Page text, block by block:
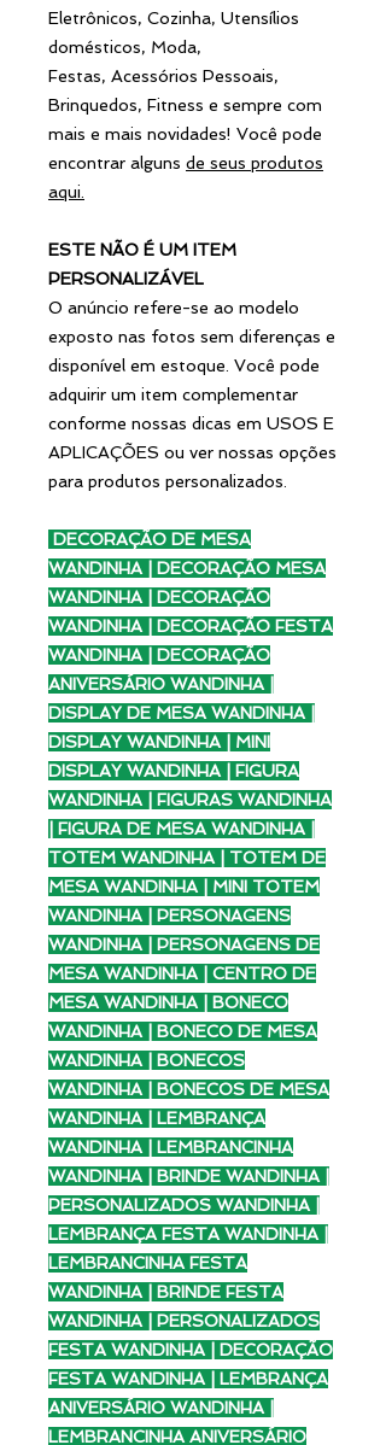
Eletrônicos, Cozinha, Utensílios
domésticos, Moda,
Festas, Acessórios Pessoais,
Brinquedos, Fitness e sempre com
mais e mais novidades! Você pode
encontrar alguns de seus produtos
aqui
ESTE NÃO É UM ITEM
PERSONALIZÁVEL
O anúncio refere-se ao modelo
exposto nas fotos sem diferenças e
disponível em estoque. Você pode
adquirir um item complementar
conforme nossas dicas em USOS E
APLICAÇÕES ou ver nossas opções
para produtos personalizados.
DECORAÇÃO DE MESA
WANDINHA | DECORAÇÃO MESA
WANDINHA | DECORAÇÃO
WANDINHA | DECORAÇÃO FESTA
WANDINHA | DECORAÇÃO
ANIVERSÁRIO WANDINHA |
DISPLAY DE MESA WANDINHA |
DISPLAY WANDINHA | MINI
DISPLAY WANDINHA | FIGURA
WANDINHA | FIGURAS WANDINHA
| FIGURA DE MESA WANDINHA |
TOTEM WANDINHA | TOTEM DE
MESA WANDINHA | MINI TOTEM
WANDINHA | PERSONAGENS
WANDINHA | PERSONAGENS DE
MESA WANDINHA | CENTRO DE
MESA WANDINHA | BONECO
WANDINHA | BONECO DE MESA
WANDINHA | BONECOS
WANDINHA | BONECOS DE MESA
WANDINHA | LEMBRANÇA
WANDINHA | LEMBRANCINHA
WANDINHA | BRINDE WANDINHA |
PERSONALIZADOS WANDINHA |
LEMBRANÇA FESTA WANDINHA |
LEMBRANCINHA FESTA
WANDINHA | BRINDE FESTA
WANDINHA | PERSONALIZADOS
FESTA WANDINHA | DECORAÇÃO
FESTA WANDINHA | LEMBRANÇA
ANIVERSÁRIO WANDINHA |
LEMBRANCINHA ANIVERSÁRIO